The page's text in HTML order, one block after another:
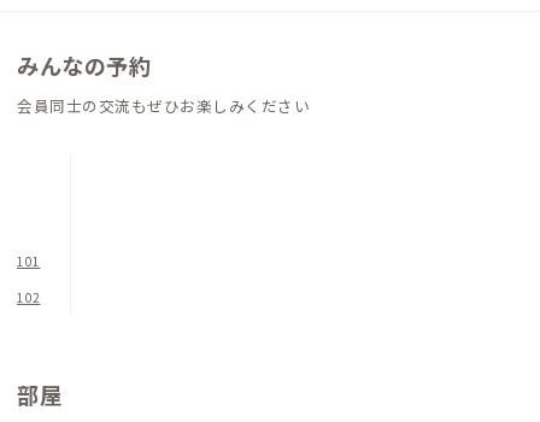
家守が近くの畑で野菜を育てており、希望すれば収穫を一緒に楽
しむことができます。IH搭載の広々としたキッチンです。
みんなの予約
会員同士の交流もぜひお楽しみください
101
102
部屋